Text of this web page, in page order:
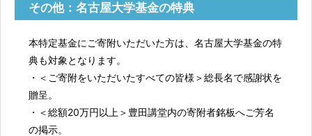
その他：名古屋大学基金の特典
本特定基金にご寄附いただいた方は、名古屋大学基金の特
典も対象となります。
・＜ご寄附をいただいたすべての皆様＞総長名で感謝状を
贈呈。
・＜総額20万円以上＞豊田講堂内の寄附者銘板へご芳名
の掲示。